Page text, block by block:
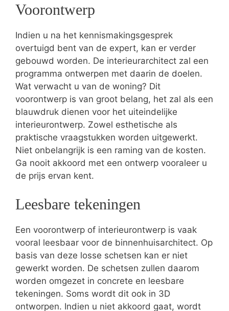
Voorontwerp
Indien u na het kennismakingsgesprek
overtuigd bent van de expert, kan er verder
gebouwd worden. De interieurarchitect zal een
programma ontwerpen met daarin de doelen.
Wat verwacht u van de woning? Dit
voorontwerp is van groot belang, het zal als een
blauwdruk dienen voor het uiteindelijke
interieurontwerp. Zowel esthetische als
praktische vraagstukken worden uitgewerkt.
Niet onbelangrijk is een raming van de kosten.
Ga nooit akkoord met een ontwerp vooraleer u
de prijs ervan kent.
Leesbare tekeningen
Een voorontwerp of interieurontwerp is vaak
vooral leesbaar voor de binnenhuisarchitect. Op
basis van deze losse schetsen kan er niet
gewerkt worden. De schetsen zullen daarom
worden omgezet in concrete en leesbare
tekeningen. Soms wordt dit ook in 3D
ontworpen. Indien u niet akkoord gaat, wordt